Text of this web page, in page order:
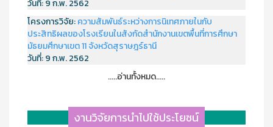
วันที่:9 ก.พ. 2562
โครงการวิจัย:ความสัมพันธ์ระหว่างการนิเทศภายในกับ
ประสิทธิผลของโรงเรียนในสังกัดสำนักงานเขตพื้นที่การศึกษา
มัธยมศึกษาเขต 11 จังหวัดสุราษฎร์ธานี
วันที่:9 ก.พ. 2562
.....อ่านทั้งหมด.....
งานวิจัยการนำไปใช้ประโยชน์